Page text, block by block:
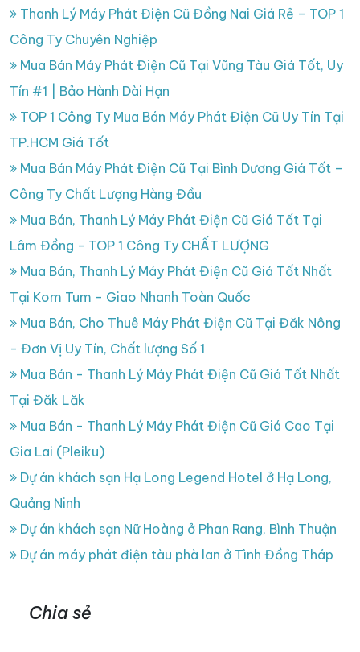
Thanh Lý Máy Phát Điện Cũ Đồng Nai Giá Rẻ – TOP 1
Công Ty Chuyên Nghiệp
Mua Bán Máy Phát Điện Cũ Tại Vũng Tàu Giá Tốt, Uy
Tín #1 | Bảo Hành Dài Hạn
TOP 1 Công Ty Mua Bán Máy Phát Điện Cũ Uy Tín Tại
TP.HCM Giá Tốt
Mua Bán Máy Phát Điện Cũ Tại Bình Dương Giá Tốt –
Công Ty Chất Lượng Hàng Đầu
Mua Bán, Thanh Lý Máy Phát Điện Cũ Giá Tốt Tại
Lâm Đồng - TOP 1 Công Ty CHẤT LƯỢNG
Mua Bán, Thanh Lý Máy Phát Điện Cũ Giá Tốt Nhất
Tại Kom Tum - Giao Nhanh Toàn Quốc
Mua Bán, Cho Thuê Máy Phát Điện Cũ Tại Đăk Nông
- Đơn Vị Uy Tín, Chất lượng Số 1
Mua Bán - Thanh Lý Máy Phát Điện Cũ Giá Tốt Nhất
Tại Đăk Lăk
Mua Bán - Thanh Lý Máy Phát Điện Cũ Giá Cao Tại
Gia Lai (Pleiku)
Dự án khách sạn Hạ Long Legend Hotel ở Hạ Long,
Quảng Ninh
Dự án khách sạn Nữ Hoàng ở Phan Rang, Bình Thuận
Dự án máy phát điện tàu phà lan ở Tình Đồng Tháp
Chia sẻ